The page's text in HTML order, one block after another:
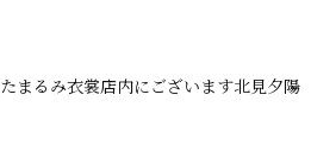
まるみ衣裳店内にございます北見夕陽